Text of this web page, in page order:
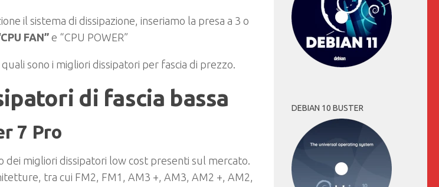
il sistema di dissipazione, inseriamo la presa a 3 o
FAN” e “CPU POWER”
sono i migliori dissipatori per fascia di prezzo.
di fascia bassa
7 Pro
dei migliori dissipatori low cost presenti sul mercato.
tra cui FM2, FM1, AM3 +, AM3, AM2 +, AM2,
DEBIAN 10 BUSTER